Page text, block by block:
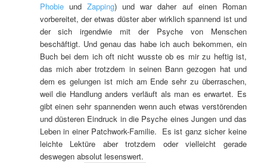
Phobieund Zapping) und war daher auf einen Roman
vorbereitet, der etwas düster aber wirklich spannend ist und
der sich irgendwie mit der Psyche von Menschen
beschäftigt. Und genau das habe ich auch bekommen, ein
Buch bei dem ich oft nicht wusste ob es mir zu heftig ist,
das mich aber trotzdem in seinen Bann gezogen hat und
dem es gelungen ist mich am Ende sehr zu überraschen,
weil die Handlung anders verläuft als man es erwartet. Es
gibt einen sehr spannenden wenn auch etwas verstörenden
und düsteren Eindruck in die Psyche eines Jungen und das
Leben in einer Patchwork-Familie. Es ist ganz sicher keine
leichte Lektüre aber trotzdem oder vielleicht gerade
deswegen absolut lesenswert.